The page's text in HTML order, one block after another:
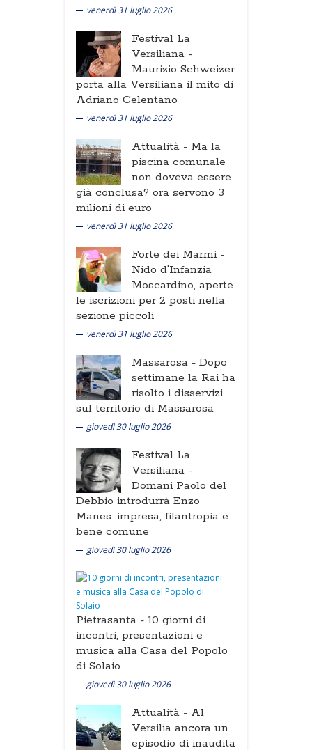
venerdì 31 luglio 2026
Festival La
Versiliana -
Maurizio Schweizer
porta alla Versiliana il mito di
Adriano Celentano
venerdì 31 luglio 2026
Attualità - Ma la
piscina comunale
non doveva essere
già conclusa? ora servono 3
milioni di euro
venerdì 31 luglio 2026
Forte dei Marmi -
Nido d'Infanzia
Moscardino, aperte
le iscrizioni per 2 posti nella
sezione piccoli
venerdì 31 luglio 2026
Massarosa - Dopo
settimane la Rai ha
risolto i disservizi
sul territorio di Massarosa
giovedì 30 luglio 2026
Festival La
Versiliana -
Domani Paolo del
Debbio introdurrà Enzo
Manes: impresa, filantropia e
bene comune
giovedì 30 luglio 2026
Pietrasanta - 10 giorni di
incontri, presentazioni e
musica alla Casa del Popolo
di Solaio
giovedì 30 luglio 2026
Attualità - Al
Versilia ancora un
episodio di inaudita